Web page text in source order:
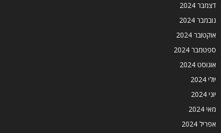
דצמבר 2024
נובמבר 2024
אוקטובר 2024
ספטמבר 2024
אוגוסט 2024
יולי 2024
יוני 2024
מאי 2024
אפריל 2024